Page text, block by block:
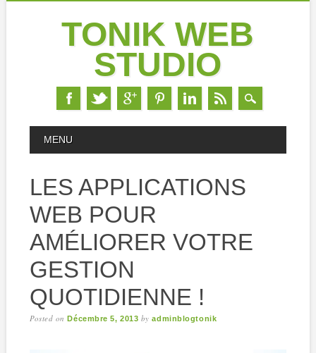
TONIK WEB
STUDIO
MAIN MENU
MENU
LES APPLICATIONS
WEB POUR
AMÉLIORER VOTRE
GESTION
QUOTIDIENNE !
Posted onDécembre 5, 2013 byadminblogtonik